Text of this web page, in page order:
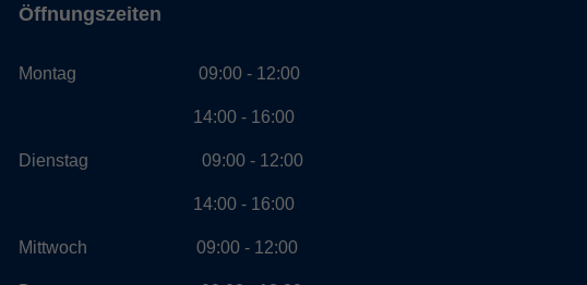
Öffnungszeiten
Montag 09:00 - 12:00
14:00 - 16:00
Dienstag 09:00 - 12:00
14:00 - 16:00
Mittwoch 09:00 - 12:00